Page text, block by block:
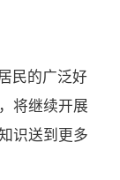
民的广泛好
将继续开展
识送到更多